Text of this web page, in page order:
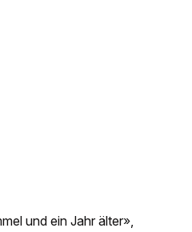
und ein Jahr älter»,